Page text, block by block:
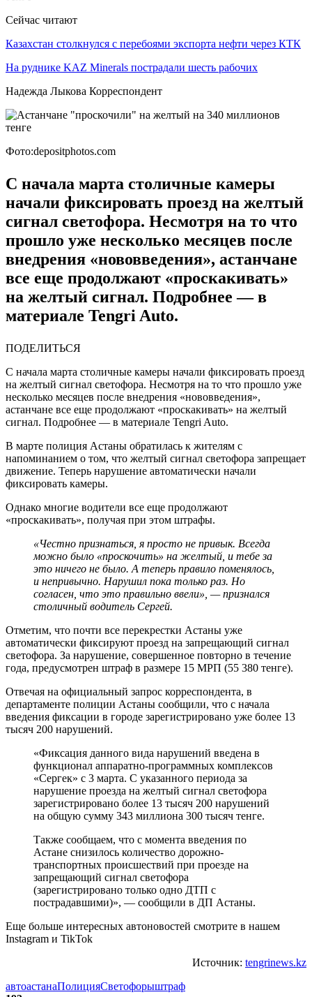
Сейчас читают
Казахстан столкнулся с перебоями экспорта нефти через КТК
На руднике KAZ Minerals пострадали шесть рабочих
Надежда Лыкова Корреспондент
Фото:depositphotos.com
С начала марта столичные камеры
начали фиксировать проезд на желтый
сигнал светофора. Несмотря на то что
прошло уже несколько месяцев после
внедрения «нововведения», астанчане
все еще продолжают «проскакивать»
на желтый сигнал. Подробнее — в
материале Tengri Auto.
ПОДЕЛИТЬСЯ
С начала марта столичные камеры начали фиксировать проезд
на желтый сигнал светофора. Несмотря на то что прошло уже
несколько месяцев после внедрения «нововведения»,
астанчане все еще продолжают «проскакивать» на желтый
сигнал. Подробнее — в материале Tengri Auto.
В марте полиция Астаны обратилась к жителям с
напоминанием о том, что желтый сигнал светофора запрещает
движение. Теперь нарушение автоматически начали
фиксировать камеры.
Однако многие водители все еще продолжают
«проскакивать», получая при этом штрафы.
«Честно признаться, я просто не привык. Всегда
можно было «проскочить» на желтый, и тебе за
это ничего не было. А теперь правило поменялось,
и непривычно. Нарушил пока только раз. Но
согласен, что это правильно ввели», — признался
столичный водитель Сергей.
Отметим, что почти все перекрестки Астаны уже
автоматически фиксируют проезд на запрещающий сигнал
светофора. За нарушение, совершенное повторно в течение
года, предусмотрен штраф в размере 15 МРП (55 380 тенге).
Отвечая на официальный запрос корреспондента, в
департаменте полиции Астаны сообщили, что с начала
введения фиксации в городе зарегистрировано уже более 13
тысяч 200 нарушений.
«Фиксация данного вида нарушений введена в
функционал аппаратно-программных комплексов
«Сергек» с 3 марта. С указанного периода за
нарушение проезда на желтый сигнал светофора
зарегистрировано более 13 тысяч 200 нарушений
на общую сумму 343 миллиона 300 тысяч тенге.
Также сообщаем, что с момента введения по
Астане снизилось количество дорожно-
транспортных происшествий при проезде на
запрещающий сигнал светофора
(зарегистрировано только одно ДТП с
пострадавшими)», — сообщили в ДП Астаны.
Еще больше интересных автоновостей смотрите в нашем
Instagram и TikTok
Источник: tengrinews.kz
автоастанаПолицияСветофорыштраф